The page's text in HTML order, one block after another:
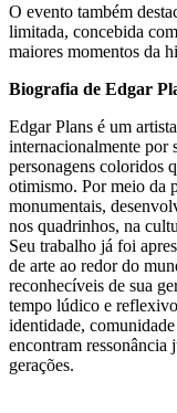
O evento também
limitada, concebida
maiores momentos da
Biografia de Edgar
Edgar Plans é um
internacionalmente por
personagens coloridos
otimismo. Por meio da
monumentais,
nos quadrinhos, na
Seu trabalho já foi
de arte ao redor do
reconhecíveis de sua
tempo lúdico e
identidade,
encontram ressonância
gerações.